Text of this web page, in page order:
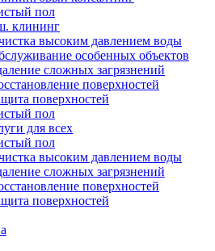
пол
клининг
высоким давлением воды
особенных объектов
сложных загрязнений
поверхностей
поверхностей
пол
для всех
пол
высоким давлением воды
сложных загрязнений
поверхностей
поверхностей